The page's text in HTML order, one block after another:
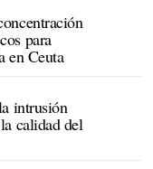
para
en Ceuta
intrusión
calidad del